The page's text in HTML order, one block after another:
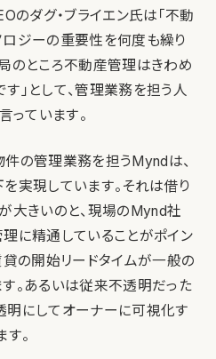
のダグ・ブライエン氏は「不動
ジーの重要性を何度も繰り
のところ不動産管理はきわめ
」として、管理業務を担う人
っています。
の管理業務を担うMyndは、
実現しています。それは借り
大きいのと、現場のMynd社
に精通していることがポイン
貸の開始リードタイムが一般の
。あるいは従来不透明だった
にしてオーナーに可視化す
。